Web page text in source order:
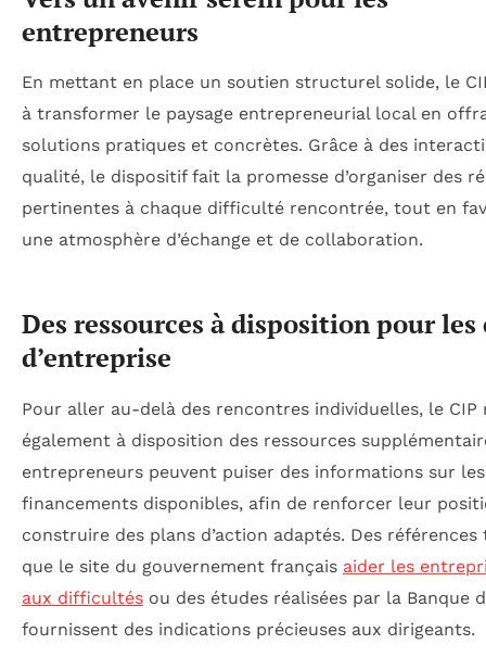
entrepreneurs
En mettant en place un soutien structurel solide, le
à transformer le paysage entrepreneurial local en
solutions pratiques et concrètes. Grâce à des
qualité, le dispositif fait la promesse d’organiser des
pertinentes à chaque difficulté rencontrée, tout en
une atmosphère d’échange et de collaboration.
Des ressources à disposition pour les
d’entreprise
Pour aller au-delà des rencontres individuelles, le CIP
également à disposition des ressources
entrepreneurs peuvent puiser des informations sur
financements disponibles, afin de renforcer leur
construire des plans d’action adaptés. Des références
que le site du gouvernement français aider les
aux difficultés ou des études réalisées par la Banque
fournissent des indications précieuses aux dirigeants.